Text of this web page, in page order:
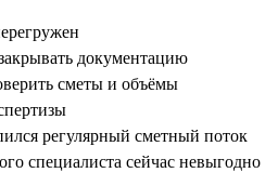
документацию
сметы и объёмы
регулярный сметный поток
специалиста сейчас невыгодно